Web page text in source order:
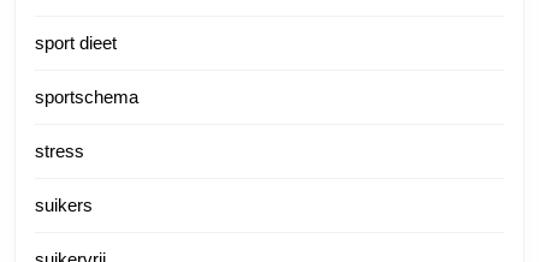
sport dieet
sportschema
stress
suikers